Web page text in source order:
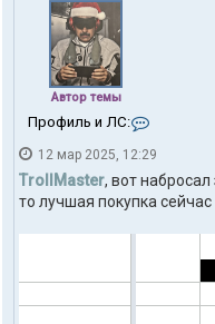
Автор темы
Профиль и ЛС:
н
т
а
к
о
12 мар 2025, 12:29
TrollMaster, вот
то лучшая покупка